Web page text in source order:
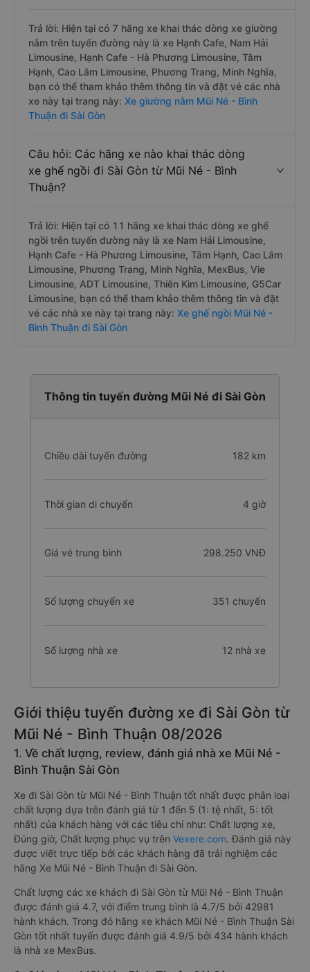
Trả lời: Hiện tại có 7 hãng xe khai thác dòng xe giường
nằm trên tuyến đường này là xe Hạnh Cafe, Nam Hải
Limousine, Hạnh Cafe - Hà Phương Limousine, Tâm
Hạnh, Cao Lâm Limousine, Phương Trang, Minh Nghĩa,
bạn có thể tham khảo thêm thông tin và đặt vé các nhà
xe này tại trang này: Xe giường nằm Mũi Né - Bình
Thuận đi Sài Gòn
Câu hỏi: Các hãng xe nào khai thác dòng
xe ghế ngồi đi Sài Gòn từ Mũi Né - Bình
Thuận?
Trả lời: Hiện tại có 11 hãng xe khai thác dòng xe ghế
ngồi trên tuyến đường này là xe Nam Hải Limousine,
Hạnh Cafe - Hà Phương Limousine, Tâm Hạnh, Cao Lâm
Limousine, Phương Trang, Minh Nghĩa, MexBus, Vie
Limousine, ADT Limousine, Thiên Kim Limousine, G5Car
Limousine, bạn có thể tham khảo thêm thông tin và đặt
vé các nhà xe này tại trang này: Xe ghế ngồi Mũi Né -
Bình Thuận đi Sài Gòn
Thông tin tuyến đường Mũi Né đi Sài Gòn
Chiều dài tuyến đường 182 km
Thời gian di chuyển 4 giờ
Giá vé trung bình 298.250 VNĐ
Số lượng chuyến xe 351 chuyến
Số lượng nhà xe 12 nhà xe
Giới thiệu tuyến đường xe đi Sài Gòn từ
Mũi Né - Bình Thuận 08/2026
1. Về chất lượng, review, đánh giá nhà xe Mũi Né -
Bình Thuận Sài Gòn
Xe đi Sài Gòn từ Mũi Né - Bình Thuận tốt nhất được phân loại
chất lượng dựa trên đánh giá từ 1 đến 5 (1: tệ nhất, 5: tốt
nhất) của khách hàng với các tiêu chí như: Chất lượng xe,
Đúng giờ, Chất lượng phục vụ trên Vexere.com. Đánh giá này
được viết trực tiếp bởi các khách hàng đã trải nghiệm các
hãng Xe Mũi Né - Bình Thuận đi Sài Gòn.
Chất lượng các xe khách đi Sài Gòn từ Mũi Né - Bình Thuận
được đánh giá 4.7, với điểm trung bình là 4.7/5 bởi 42981
hành khách. Trong đó hãng xe khách Mũi Né - Bình Thuận Sài
Gòn tốt nhất tuyến được đánh giá 4.9/5 bởi 434 hành khách
là nhà xe MexBus.